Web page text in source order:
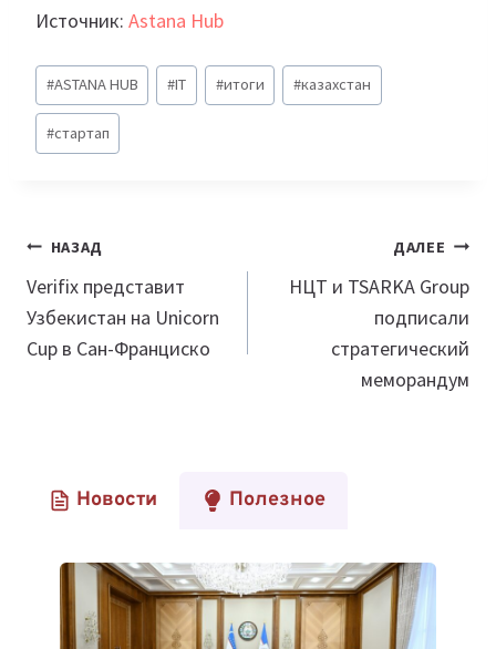
Источник: Astana Hub
Метки
записи:
#ASTANA HUB #IT #итоги #казахстан
#стартап
Навигация
по
записям
НАЗАД
Verifix представит
Узбекистан на Unicorn
Cup в Сан-Франциско
ДАЛЕЕ
НЦТ и TSARKA Group
подписали
стратегический
меморандум
Новости Полезное